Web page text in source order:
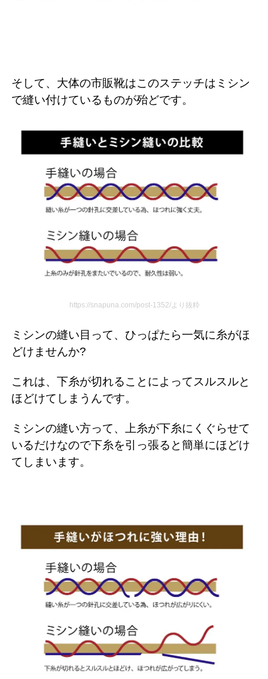
そして、大体の市販靴はこのステッチはミシン
で縫い付けているものが殆どです。
https://snapuna.com/post-1352/より抜粋
ミシンの縫い目って、ひっぱたら一気に糸がほ
どけませんか?
これは、下糸が切れることによってスルスルと
ほどけてしまうんです。
ミシンの縫い方って、上糸が下糸にくぐらせて
いるだけなので下糸を引っ張ると簡単にほどけ
てしまいます。